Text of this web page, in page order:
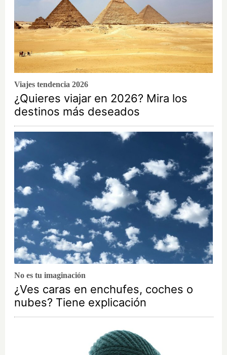
Viajes tendencia 2026
¿Quieres viajar en 2026? Mira los
destinos más deseados
No es tu imaginación
¿Ves caras en enchufes, coches o
nubes? Tiene explicación